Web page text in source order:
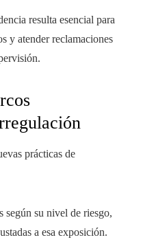
resulta esencial para
y atender reclamaciones
prácticas de
según su nivel de riesgo,
a esa exposición.